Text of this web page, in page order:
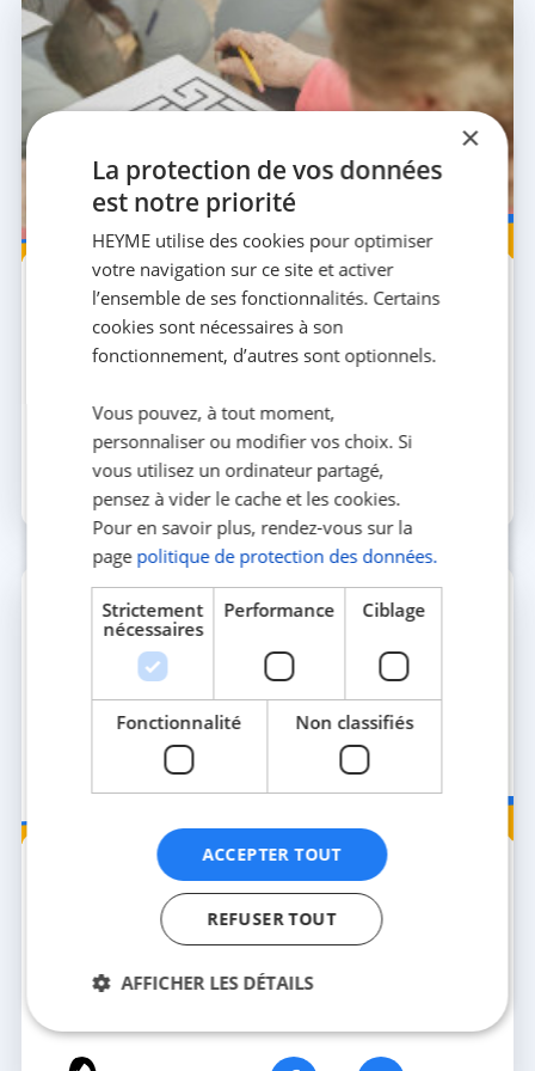
12 SEPT. 2025
Seniors
MoCA : un test clé pour évaluer les
capacités cognitives des seniors
MoCA est un test rapide et fiable pour repérer les
Découvrez son déroulement et son interprétatio...
La team HEYME
4 SEPT. 2025
🎉 Gagne 1 an d’assurance habitation avec
Du 8 août au 30 septembre 2025, participe au jeu
an d’assurance habitation offert !
×
La protection de vos données
est notre priorité
HEYME utilise des cookies pour optimiser
votre navigation sur ce site et activer
l’ensemble de ses fonctionnalités. Certains
cookies sont nécessaires à son
fonctionnement, d’autres sont optionnels.
Vous pouvez, à tout moment,
personnaliser ou modifier vos choix. Si
vous utilisez un ordinateur partagé,
pensez à vider le cache et les cookies.
Pour en savoir plus, rendez-vous sur la
page politique de protection des données.
Strictement
nécessaires
Performance Ciblage
Fonctionnalité Non classifiés
ACCEPTER TOUT
REFUSER TOUT
AFFICHER LES DÉTAILS